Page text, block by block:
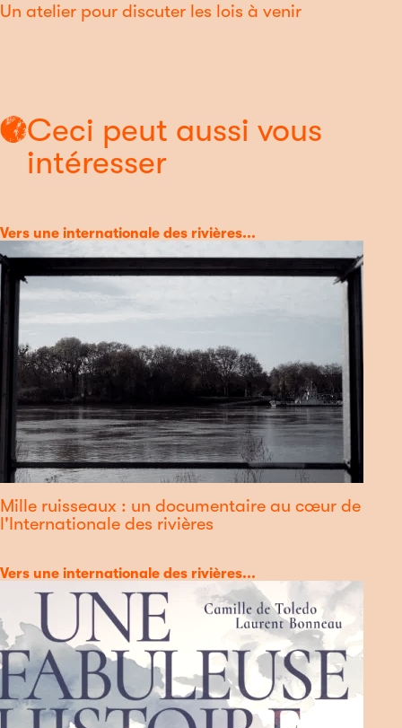
Un atelier pour discuter les lois à venir
Ceci peut aussi vous
intéresser
Catégorie
Vers une internationale des rivières...
Mille ruisseaux : un documentaire au cœur de
l'Internationale des rivières
Catégorie
Vers une internationale des rivières...